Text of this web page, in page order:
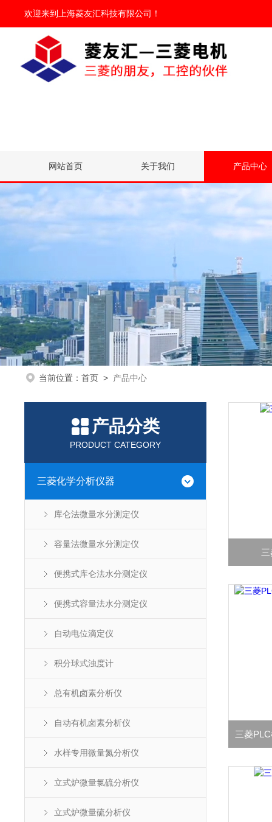
欢迎来到 上海菱友汇科技有限公司 ！
网站首页 关于我们 产品中心
当前位置： 首页 > 产品中心
产品分类
PRODUCT CATEGORY
三菱化学分析仪器
库仑法微量水分测定仪
容量法微量水分测定仪
便携式库仑法水分测定仪
便携式容量法水分测定仪
自动电位滴定仪
积分球式浊度计
总有机卤素分析仪
自动有机卤素分析仪
水样专用微量氮分析仪
立式炉微量氯硫分析仪
立式炉微量硫分析仪
三菱